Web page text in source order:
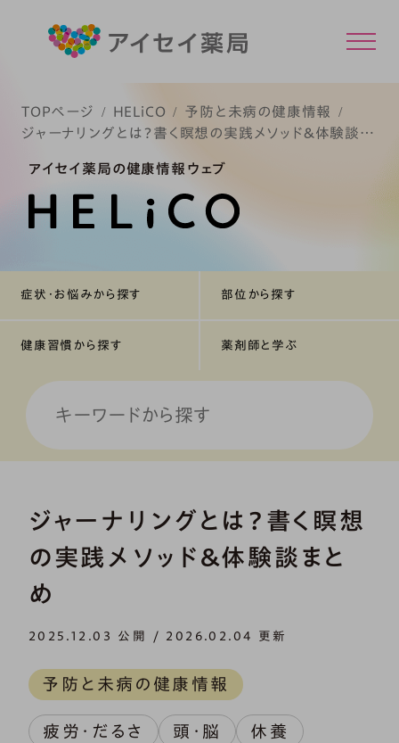
TOPページ HELiCO
予防と未病の健康情報
ジャーナリングとは？書く瞑想の実践メソッド＆体験談ま
アイセイ薬局の健康情報ウェブ
症状・お悩みから探す 部位から探す
健康習慣から探す 薬剤師と学ぶ
ジャーナリングとは？書く瞑想
の実践メソッド＆体験談まと
め
2025.12.03 公開 / 2026.02.04 更新
予防と未病の健康情報
疲労・だるさ 頭・脳
休養